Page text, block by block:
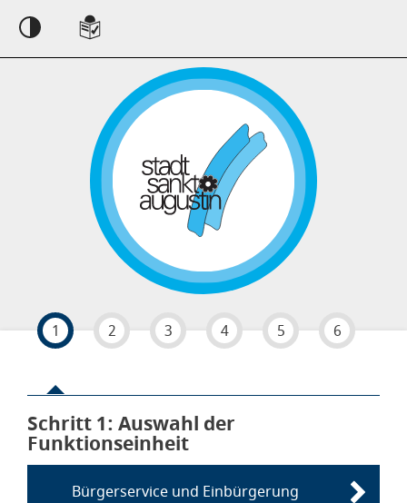
1 2 3 4 5 6
Schritt 1von 6
: Auswahl der
Funktionseinheit
Bürgerservice und Einbürgerung